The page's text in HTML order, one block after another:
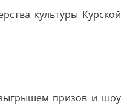
культуры Курской
призов и шоу